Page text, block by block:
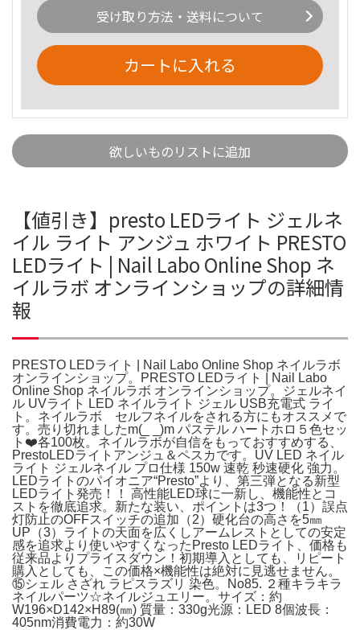
受け取り方法・送料について
カートに入れる
欲しいものリストに追加
【値引き】presto LEDライト ジェルネ
イル ライト アンジュ ホワイト PRESTO
LEDライト | Nail Labo Online Shop ネ
イルラボ オンラインショップの詳細情
報
PRESTO LEDライト | Nail Labo Online Shop ネイルラボ
オンラインショップ。PRESTO LEDライト | Nail Labo
Online Shop ネイルラボ オンラインショップ。ジェルネイ
ル UVライト LED ネイルライト ジェル USB充電式 ライ
ト。ネイルラボ セルフネイルをされる方にもオススメで
す。売り切れましたm(_ _)m パステル ハートホロ５色セッ
ト❤️各100枚。ネイルラボが自信をもっておすすめする、
PrestoLEDライトアンジュ＆ペスカです。UV LED ネイル
ライト ジェルネイル プロ仕様 150w 速乾 秒速硬化 強力。
LEDライトのパイオニア“Presto”より、第三弾となる新型
LEDライト発売！！ 高性能LED球に一新し、機能性とコ
ストを徹底追求。新たな装い、ポイントは3つ！（1）誤点
灯防止のOFFスイッチの追加（2）硬化台の高さを5㎜
UP（3）ライトの天面を広くしアームレストとしての安定
感を追求より使いやすくなったPresto LEDライト、価格も
従来品よりプライスダウン！初期導入としても、リピート
購入としても、この価格×機能性は絶対に見逃せません。
⑮シェル さざれ ラピスラズリ 染色。No85. ２種キラキラ
ネイルパーツ☆ネイルジュエリー。サイズ：約
W196×D142×H89(㎜) 質量：330g光源：LED 8個波長：
405nm消費電力：約30W